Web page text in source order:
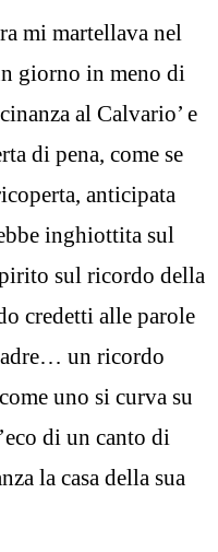
mi martellava nel
giorno in meno di
al Calvario’ e
di pena, come se
anticipata
inghiottita sul
sul ricordo della
credetti alle parole
un ricordo
uno si curva su
di un canto di
la casa della sua